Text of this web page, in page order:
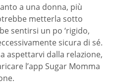
a una donna, più
metterla sotto
sentirsi un po ‘rigido,
sicura di sé.
aspettarvi dalla relazione,
l’app Sugar Momma